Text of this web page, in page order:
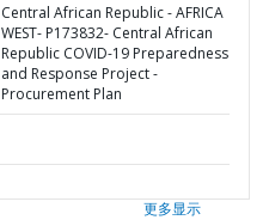
Central African Republic - AFRICA
WEST- P173832- Central African
Republic COVID-19 Preparedness
and Response Project -
Procurement Plan
更多显示